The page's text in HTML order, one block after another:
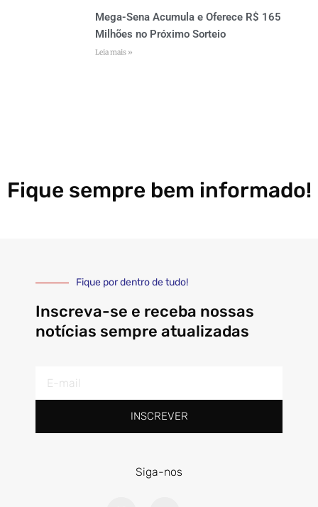
Mega-Sena Acumula e Oferece R$ 165
Milhões no Próximo Sorteio
Leia mais »
Fique sempre bem informado!
Fique por dentro de tudo!
Inscreva-se e receba nossas
notícias sempre atualizadas
mail
INSCREVER
Siga-nos